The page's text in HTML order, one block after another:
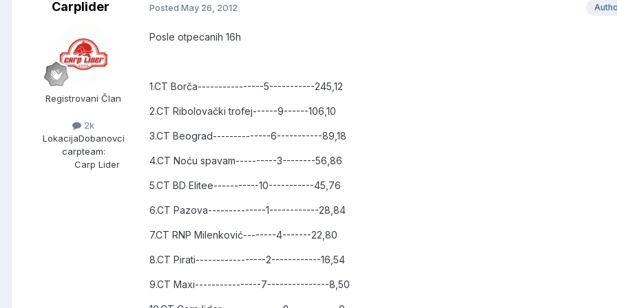
Carplider
Registrovani Član
2k
LokacijaDobanovci
carpteam:
Carp Lider
Posted May 26, 2012
Posle otpecanih 16h
1.CT Borča----------------5-----------245,12
2.CT Ribolovački trofej------9------106,10
3.CT Beograd--------------6-----------89,18
4.CT Noću spavam----------3--------56,86
5.CT BD Elitee-----------10-----------45,76
6.CT Pazova--------------1------------28,84
7.CT RNP Milenković--------4-------22,80
8.CT Pirati-----------------2------------16,54
9.CT Maxi----------------7---------------8,50